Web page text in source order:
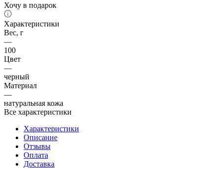
Хочу в подарок
Характеристики
Вес, г
—
100
Цвет
—
черный
Материал
—
натуральная кожа
Все характеристики
Характеристики
Описание
Отзывы
Оплата
Доставка